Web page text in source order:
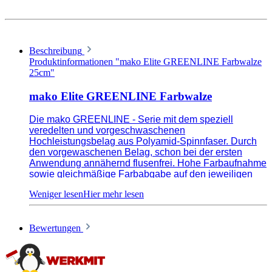
Beschreibung
Produktinformationen "mako Elite GREENLINE Farbwalze
25cm"
mako Elite GREENLINE Farbwalze
Die mako GREENLINE - Serie mit dem speziell
veredelten und vorgeschwaschenen
Hochleistungsbelag aus Polyamid-Spinnfaser. Durch
den vorgewaschenen Belag, schon bei der ersten
Anwendung annähernd flusenfrei. Hohe Farbaufnahme
sowie gleichmäßige Farbabgabe auf den jeweiligen
spritzfreies Arbeiten bei maximaler m² - Leistung. Extra
feine Oberflächenstruktur durch fein gezwirnte Fasern,
Bewertungen